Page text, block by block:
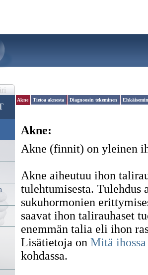
Akne Tietoa aknesta Diagnoosin tekeminen
Akne:
Akne (finnit) on yleinen
Akne aiheutuu ihon
tulehtumisesta. Tulehdus
sukuhormonien
saavat ihon talirauhaset
enemmän talia eli ihon
Lisätietoja on Mitä
kohdassa.